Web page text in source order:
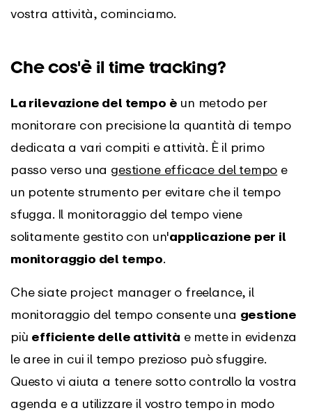
vostra attività, cominciamo.
Che cos'è il time tracking?
La rilevazione del tempo è un metodo per
monitorare con precisione la quantità di tempo
dedicata a vari compiti e attività. È il primo
passo verso una gestione efficace del tempo e
un potente strumento per evitare che il tempo
sfugga. Il monitoraggio del tempo viene
solitamente gestito con un'applicazione per il
monitoraggio del tempo.
Che siate project manager o freelance, il
monitoraggio del tempo consente una gestione
più efficiente delle attività e mette in evidenza
le aree in cui il tempo prezioso può sfuggire.
Questo vi aiuta a tenere sotto controllo la vostra
agenda e a utilizzare il vostro tempo in modo